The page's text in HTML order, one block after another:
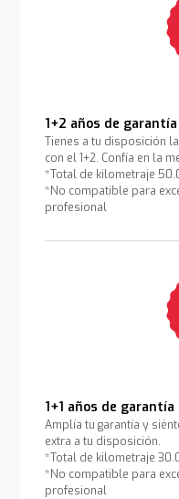
1+2 años de garantía
Tienes a tu disposición
con el 1+2. Confía en la
*Total de kilometraje
*No compatible para
profesional
1+1 años de garantía
Amplía tu garantía y
extra a tu disposición.
*Total de kilometraje
*No compatible para
profesional